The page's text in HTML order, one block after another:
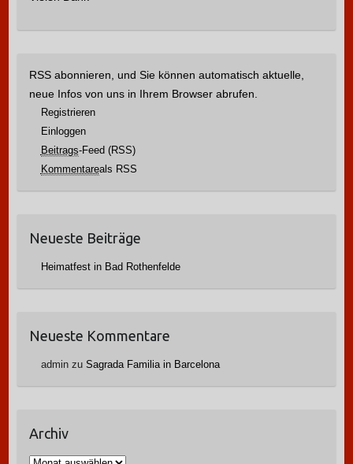
RSS abonnieren, und Sie können automatisch aktuelle,
neue Infos von uns in Ihrem Browser abrufen.
Registrieren
Einloggen
Beitrags-Feed (RSS)
Kommentareals RSS
Neueste Beiträge
Heimatfest in Bad Rothenfelde
Neueste Kommentare
adminzu Sagrada Familia in Barcelona
Archiv